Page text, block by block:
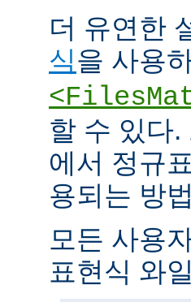
더 유연한
식을 사용
할 수 있다
에서 정규
용되는 방
모든 사용
표현식 와